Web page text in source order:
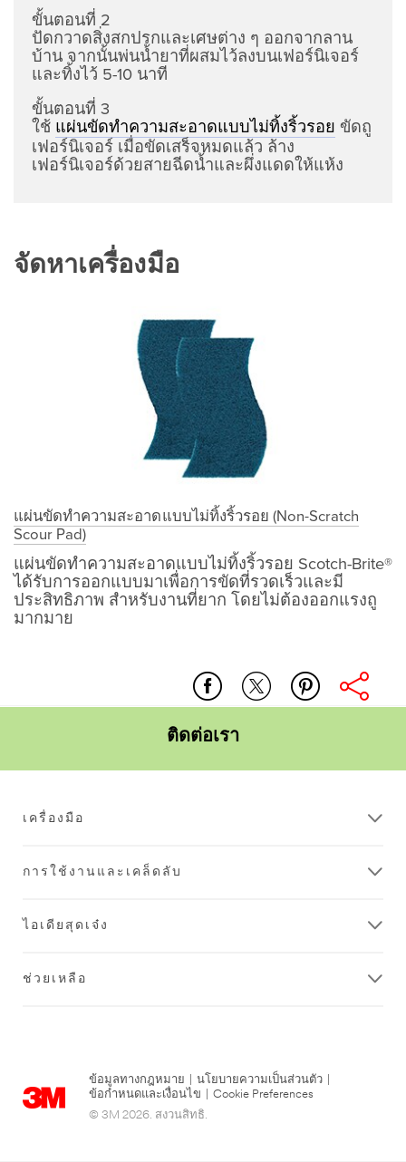
ขั้นตอนที่ 2
ปัดกวาดสิ่งสกปรกและเศษต่าง ๆ ออกจากลาน
บ้าน จากนั้นพ่นน้ำยาที่ผสมไว้ลงบนเฟอร์นิเจอร์
และทิ้งไว้ 5-10 นาที
ขั้นตอนที่ 3
ใช้ แผ่นขัดทำความสะอาดแบบไม่ทิ้งริ้วรอย ขัดถู
เฟอร์นิเจอร์ เมื่อขัดเสร็จหมดแล้ว ล้าง
เฟอร์นิเจอร์ด้วยสายฉีดน้ำและผึ่งแดดให้แห้ง
จัดหาเครื่องมือ
แผ่นขัดทำความสะอาดแบบไม่ทิ้งริ้วรอย (Non-Scratch
Scour Pad)
แผ่นขัดทำความสะอาดแบบไม่ทิ้งริ้วรอย Scotch-Brite®
ได้รับการออกแบบมาเพื่อการขัดที่รวดเร็วและมี
ประสิทธิภาพ สำหรับงานที่ยาก โดยไม่ต้องออกแรงถู
มากมาย
สะอาด_สูตร
สะอาด_แบบ
ติดต่อเรา
เครื่องมือ
การใช้งานและเคล็ดลับ
ไอเดียสุดเจ๋ง
ช่วยเหลือ
ข้อมูลทางกฎหมาย นโยบายความเป็นส่วนตัว
ข้อกำหนดและเงื่อนไข
Cookie Preferences
© 3M 2026. สงวนสิทธิ.